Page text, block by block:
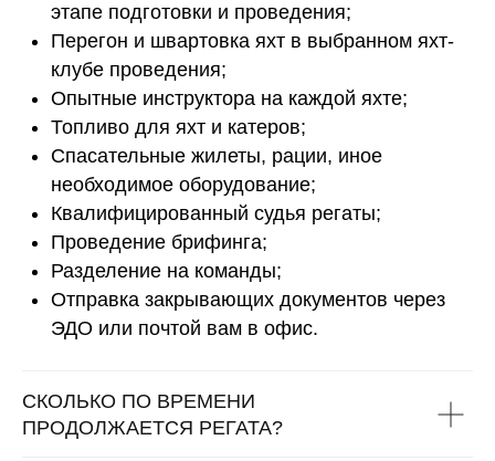
этапе подготовки и проведения;
Перегон и швартовка яхт в выбранном яхт-
клубе проведения;
Опытные инструктора на каждой яхте;
Топливо для яхт и катеров;
Спасательные жилеты, рации, иное
необходимое оборудование;
Квалифицированный судья регаты;
Проведение брифинга;
Разделение на команды;
Отправка закрывающих документов через
ЭДО или почтой вам в офис.
СКОЛЬКО ПО ВРЕМЕНИ
ПРОДОЛЖАЕТСЯ РЕГАТА?